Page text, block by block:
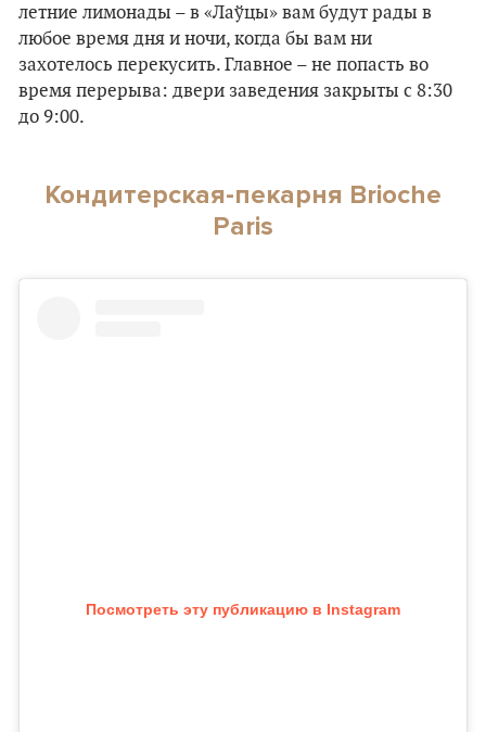
летние лимонады – в «Лаўцы» вам будут рады в
любое время дня и ночи, когда бы вам ни
захотелось перекусить. Главное – не попасть во
время перерыва: двери заведения закрыты с 8:30
до 9:00.
Кондитерская-пекарня Brioche
Paris
Посмотреть эту публикацию в Instagram